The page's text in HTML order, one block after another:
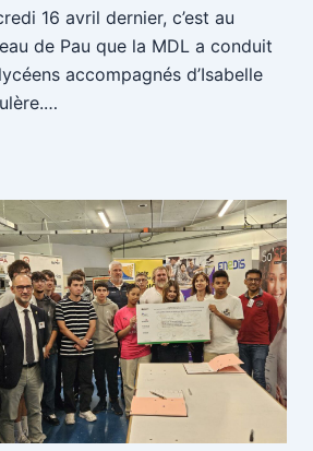
16 avril dernier, c’est au
de Pau que la MDL a conduit
accompagnés d’Isabelle